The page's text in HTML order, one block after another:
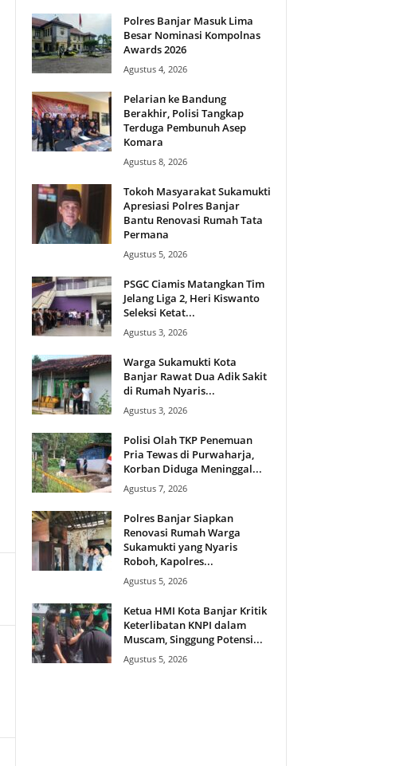
Polres Banjar Masuk Lima
Besar Nominasi Kompolnas
Awards 2026
Agustus 4, 2026
Pelarian ke Bandung
Berakhir, Polisi Tangkap
Terduga Pembunuh Asep
Komara
Agustus 8, 2026
Tokoh Masyarakat Sukamukti
Apresiasi Polres Banjar
Bantu Renovasi Rumah Tata
Permana
Agustus 5, 2026
PSGC Ciamis Matangkan Tim
Jelang Liga 2, Heri Kiswanto
Seleksi Ketat...
Agustus 3, 2026
Warga Sukamukti Kota
Banjar Rawat Dua Adik Sakit
di Rumah Nyaris...
Agustus 3, 2026
Polisi Olah TKP Penemuan
Pria Tewas di Purwaharja,
Korban Diduga Meninggal...
Agustus 7, 2026
Polres Banjar Siapkan
Renovasi Rumah Warga
Sukamukti yang Nyaris
Roboh, Kapolres...
Agustus 5, 2026
Ketua HMI Kota Banjar Kritik
Keterlibatan KNPI dalam
Muscam, Singgung Potensi...
Agustus 5, 2026